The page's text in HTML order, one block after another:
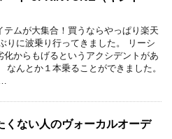
テムが大集合！買うならやっぱり楽天
りに波乗り行ってきました。 リーシ
化からもげるというアクシデントがあ
なんとか１本乗ることができました。
くない人のヴォーカルオーデ